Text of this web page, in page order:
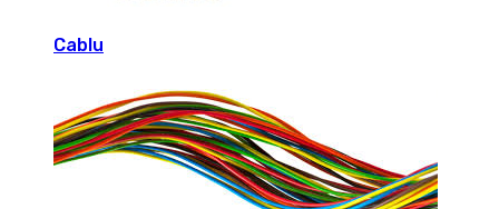
Cablu